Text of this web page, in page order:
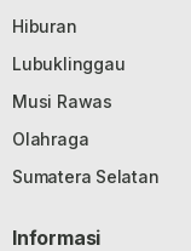
Hiburan
Lubuklinggau
Musi Rawas
Olahraga
Sumatera Selatan
Informasi